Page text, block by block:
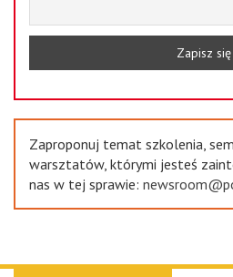
Zaproponuj temat szkolenia,
warsztatów, którymi jesteś
nas w tej sprawie: